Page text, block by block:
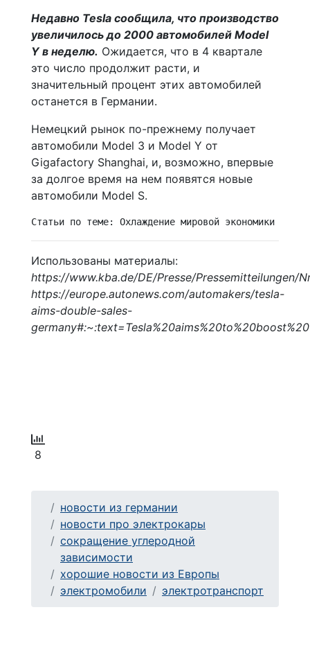
Недавно Tesla сообщила, что производство
увеличилось до 2000 автомобилей Model
Y в неделю. Ожидается, что в 4 квартале
это число продолжит расти, и
значительный процент этих автомобилей
останется в Германии.
Немецкий рынок по-прежнему получает
автомобили Model 3 и Model Y от
Gigafactory Shanghai, и, возможно, впервые
за долгое время на нем появятся новые
автомобили Model S.
Статьи по теме: Охлаждение мировой экономики
Использованы материалы:
https://www.kba.de/DE/Presse/Pressemitteilungen/
https://europe.autonews.com/automakers/tesla-
aims-double-sales-
8
новости из германии
новости про электрокары
сокращение углеродной
зависимости
хорошие новости из Европы
электромобили
электротранспорт